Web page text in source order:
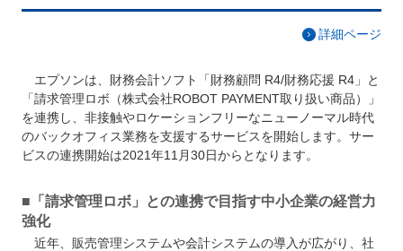
詳細ページ
エプソンは、財務会計ソフト「財務顧問 R4/財務応援 R4」と
「請求管理ロボ（株式会社ROBOT PAYMENT取り扱い商品）」
を連携し、非接触やロケーションフリーなニューノーマル時代
のバックオフィス業務を支援するサービスを開始します。サー
ビスの連携開始は2021年11月30日からとなります。
■「請求管理ロボ」との連携で目指す中小企業の経営力
強化
近年、販売管理システムや会計システムの導入が広がり、社